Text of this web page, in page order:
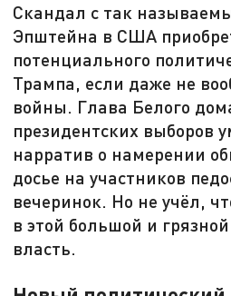
Скандал с так
Эпштейна в США
потенциального
Трампа, если даже не
войны. Глава Белого
президентских выборов
нарратив о намерении
досье на участников
вечеринок. Но не учёл,
в этой большой и
власть.